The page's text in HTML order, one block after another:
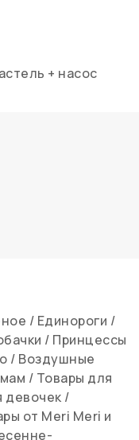
+ насос
/ Единороги /
/ Принцессы
/ Воздушные
/ Товары для
девочек /
от Meri Meri и